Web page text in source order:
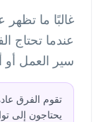
غالبًا ما تظهر
عندما تحتاج
سير العمل أو
يحتاجون إلى